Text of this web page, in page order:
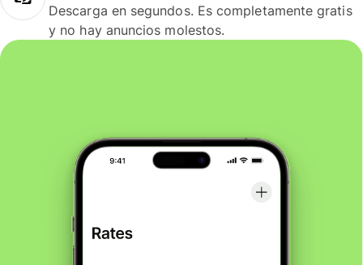
Descarga en segundos. Es completamente gratis
y no hay anuncios molestos.